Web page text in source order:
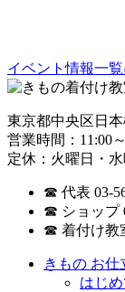
イベント情報一
東京都中央区日
営業時間：11:00
定休：火曜日・
☎ 代表 03-
☎ ショップ
☎ 着付け教
きもの お仕
はじ